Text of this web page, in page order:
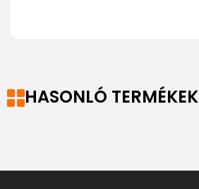
HASONLÓ TERMÉKEK